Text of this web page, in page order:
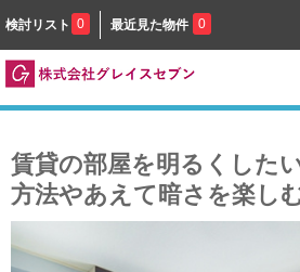
検討リスト 0 最近見た物件 0
賃貸の部屋を明るくした
方法やあえて暗さを楽し